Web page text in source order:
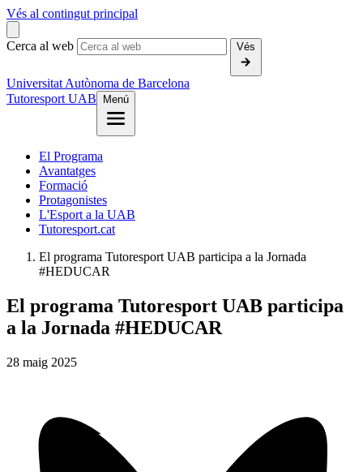
Vés al contingut principal
Cerca al web Vés
Universitat Autònoma de Barcelona
Tutoresport UAB
Menú
El Programa
Avantatges
Formació
Protagonistes
L'Esport a la UAB
Tutoresport.cat
El programa Tutoresport UAB participa a la Jornada
#HEDUCAR
El programa Tutoresport UAB participa
a la Jornada #HEDUCAR
28 maig 2025